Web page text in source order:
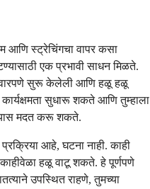
आणि स्ट्रेचिंगचा वापर कसा
एक प्रभावी साधन मिळते.
सुरू केलेली आणि हळू हळू
सुधारू शकते आणि तुम्हाला
मदत करू शकते.
प्रक्रिया आहे, घटना नाही. काही
काहीवेळा हळू वाटू शकते. हे पूर्णपणे
उपस्थित राहणे, तुमच्या